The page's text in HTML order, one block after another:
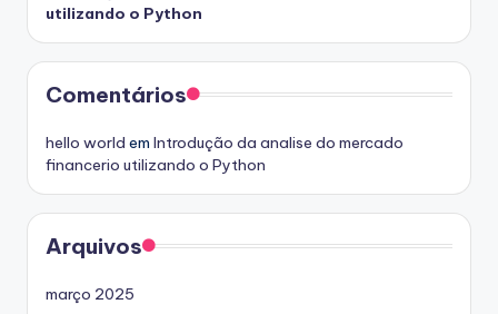
utilizando o Python
Comentários
hello world em Introdução da analise do mercado
financerio utilizando o Python
Arquivos
março 2025